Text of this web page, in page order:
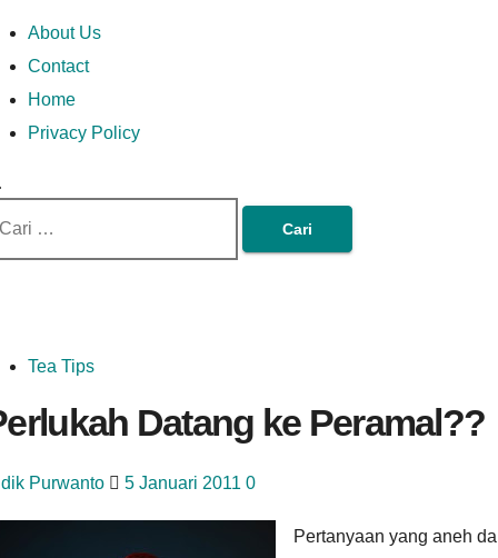
Money In Every
Way
In Every Way
About Us
Contact
Home
Privacy Policy
Tea Tips
Datang ke Peramal??
Purwanto 5 Januari 2011 0
Pertanyaan yang aneh